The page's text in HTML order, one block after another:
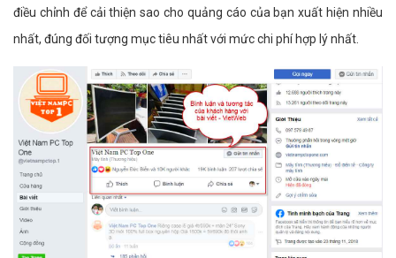
điều chỉnh để cải thiện sao cho quảng cáo của bạn xuất hiện nhiều
nhất, đúng đối tượng mục tiêu nhất với mức chi phí hợp lý nhất.